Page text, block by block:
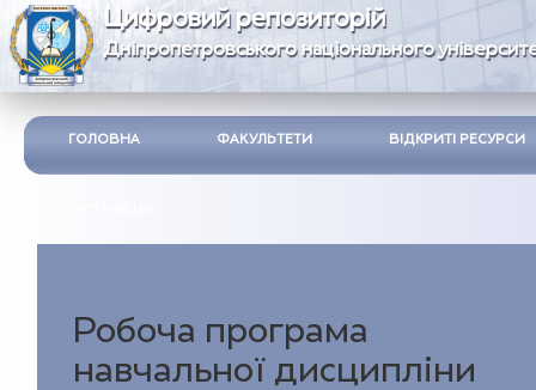
Цифровий репозиторій
Дніпропетровського національного
ГОЛОВНА ФАКУЛЬТЕТИ ВІДКРИТІ РЕСУРСИ
Робоча програма
навчальної дисципліни